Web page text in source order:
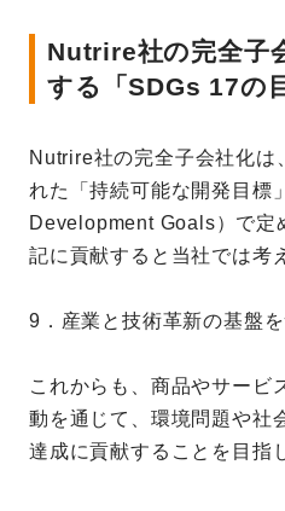
Nutrire社の完全子
する「SDGs 17の
Nutrire社の完全子会社化は
れた「持続可能な開発目
Development Goals）で定
記に貢献すると当社では
9．産業と技術革新の基盤を
これからも、商品やサービ
動を通じて、環境問題や社
達成に貢献することを目指